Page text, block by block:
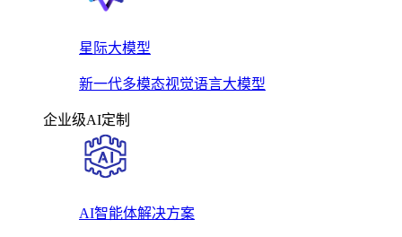
星际大模型
新一代多模态视觉语言大模型
企业级AI定制
AI智能体解决方案